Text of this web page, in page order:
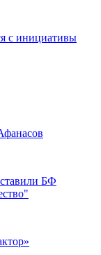
с инициативы
БФ